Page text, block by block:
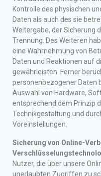
Kontrolle des physischen
Daten als auch des sie
Weitergabe, der Sicherung
Trennung. Des Weiteren
eine Wahrnehmung von
Daten und Reaktionen auf
gewährleisten. Ferner
personenbezogener Daten
Auswahl von Hardware,
entsprechend dem Prinzip
Technikgestaltung und
Voreinstellungen.
Sicherung von Online-
Nutzer, die über unsere
unerlaubten Zugriffen zu